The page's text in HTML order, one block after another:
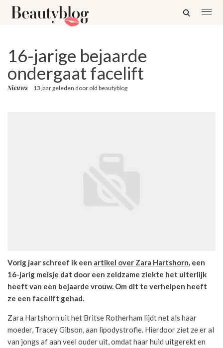
16-jarige bejaarde
ondergaat facelift
Nieuws 13 jaar geleden door old beautyblog
Vorig jaar schreef ik een artikel over Zara Hartshorn, een
16-jarig meisje dat door een zeldzame ziekte het uiterlijk
heeft van een bejaarde vrouw. Om dit te verhelpen heeft
ze een facelift gehad.
Zara Hartshorn uit het Britse Rotherham lijdt net als haar
moeder, Tracey Gibson, aan lipodystrofie. Hierdoor ziet ze er al
van jongs af aan veel ouder uit, omdat haar huid uitgerekt en